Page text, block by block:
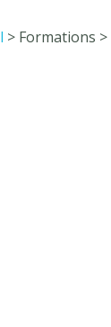
> Formations